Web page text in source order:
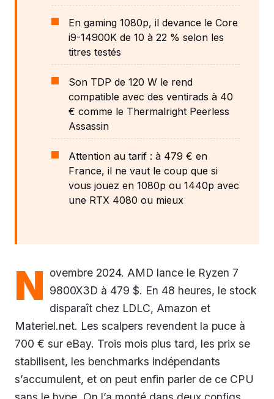
En gaming 1080p, il devance le Core
i9-14900K de 10 à 22 % selon les
titres testés
Son TDP de 120 W le rend
compatible avec des ventirads à 40
€ comme le Thermalright Peerless
Assassin
Attention au tarif : à 479 € en
France, il ne vaut le coup que si
vous jouez en 1080p ou 1440p avec
une RTX 4080 ou mieux
N ovembre 2024. AMD lance le Ryzen 7
9800X3D à 479 $. En 48 heures, le stock
disparaît chez LDLC, Amazon et
Materiel.net. Les scalpers revendent la puce à
700 € sur eBay. Trois mois plus tard, les prix se
stabilisent, les benchmarks indépendants
s’accumulent, et on peut enfin parler de ce CPU